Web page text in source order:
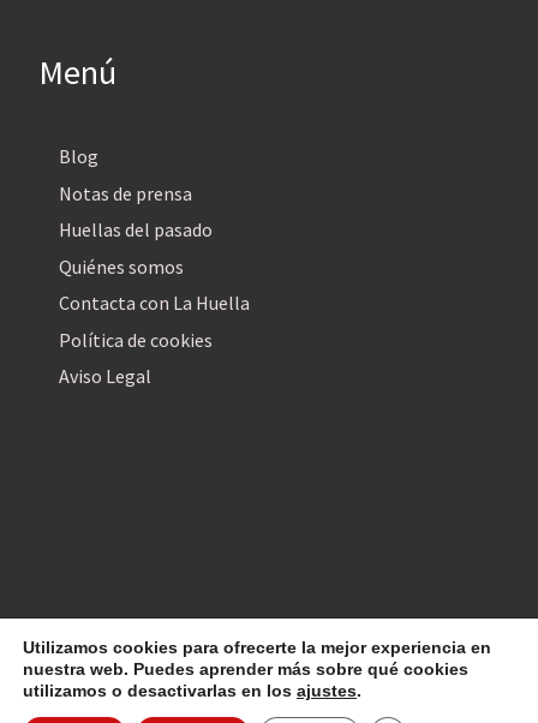
Menú
Blog
Notas de prensa
Huellas del pasado
Quiénes somos
Contacta con La Huella
Política de cookies
Aviso Legal
© 2026La Huella Digital– Todos los derechos reservados
Utilizamos cookies para ofrecerte la mejor experiencia en
nuestra web. Puedes aprender más sobre qué cookies
utilizamos o desactivarlas en los ajustes.